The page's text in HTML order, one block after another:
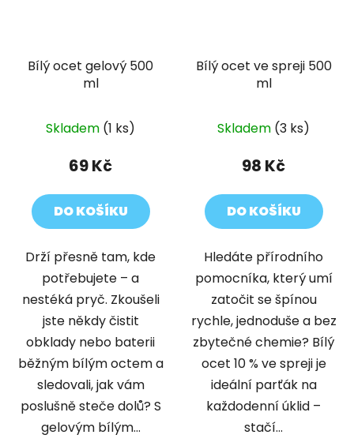
Bílý ocet gelový 500
ml
Skladem (1 ks)
69 Kč
DO KOŠÍKU
Drží přesně tam, kde
potřebujete – a
nestéká pryč. Zkoušeli
jste někdy čistit
obklady nebo baterii
běžným bílým octem a
sledovali, jak vám
poslušně steče dolů? S
gelovým bílým...
Bílý ocet ve spreji 500
ml
Skladem (3 ks)
98 Kč
DO KOŠÍKU
Hledáte přírodního
pomocníka, který umí
zatočit se špínou
rychle, jednoduše a bez
zbytečné chemie? Bílý
ocet 10 % ve spreji je
ideální parťák na
každodenní úklid –
stačí...